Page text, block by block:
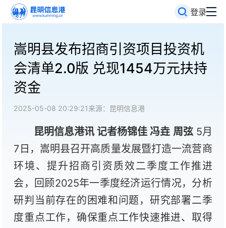
登录
嵩明县发布招商引资项目投资机
会清单2.0版 兑现1454万元扶持
资金
2025-05-08 20:29:21来源：昆明信息港
昆明信息港讯 记者杨锦佳 冯垚 周弦5月
7日，嵩明县召开高质量发展暨打造一流营商
环境、提升招商引资质效二季度工作推进
会，回顾2025年一季度经济运行情况，分析
研判当前存在的困难和问题，研究部署二季
度重点工作，确保重点工作快速推进、取得